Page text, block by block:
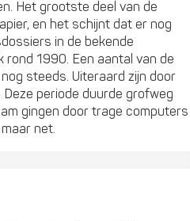
Het grootste deel van de
en het schijnt dat er nog
in de bekende
1990. Een aantal van de
steeds. Uiteraard zijn door
periode duurde grofweg
gingen door trage computers
net.